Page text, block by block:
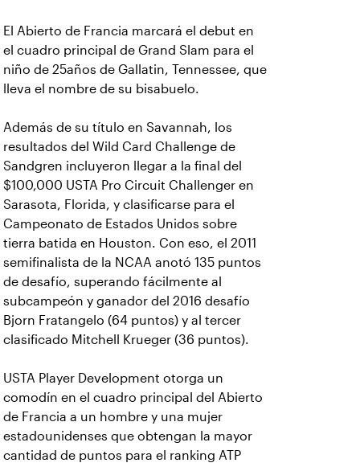
El Abierto de Francia marcará el debut en
el cuadro principal de Grand Slam para el
niño de 25años de Gallatin, Tennessee, que
lleva el nombre de su bisabuelo.
Además de su título en Savannah, los
resultados del Wild Card Challenge de
Sandgren incluyeron llegar a la final del
$100,000 USTA Pro Circuit Challenger en
Sarasota, Florida, y clasificarse para el
Campeonato de Estados Unidos sobre
tierra batida en Houston. Con eso, el 2011
semifinalista de la NCAA anotó 135 puntos
de desafío, superando fácilmente al
subcampeón y ganador del 2016 desafío
Bjorn Fratangelo (64 puntos) y al tercer
clasificado Mitchell Krueger (36 puntos).
USTA Player Development otorga un
comodín en el cuadro principal del Abierto
de Francia a un hombre y una mujer
estadounidenses que obtengan la mayor
cantidad de puntos para el ranking ATP